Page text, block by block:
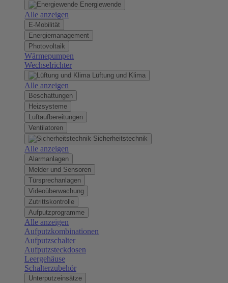
Energiewende
Alle anzeigen
E-Mobilität
Energiemanagement
Photovoltaik
Wärmepumpen
Wechselrichter
Lüftung und Klima
Alle anzeigen
Beschattungen
Heizsysteme
Luftaufbereitungen
Ventilatoren
Sicherheitstechnik
Alle anzeigen
Alarmanlagen
Melder und Sensoren
Türsprechanlagen
Videoüberwachung
Zutrittskontrolle
Aufputzprogramme
Alle anzeigen
Aufputzkombinationen
Aufputzschalter
Aufputzsteckdosen
Leergehäuse
Schalterzubehör
Unterputzeinsätze